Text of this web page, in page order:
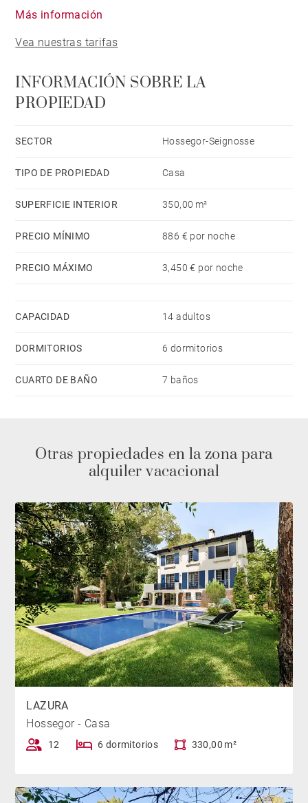
(wifi), secador, calefacción central, piscina
edificio, Televisión.
La cocina, está equipada con nevera, microondas,
vajilla/cubertería, utensilios/cocina, cafetera,
Más información
Vea nuestras tarifas
INFORMACIÓN SOBRE LA
PROPIEDAD
SECTOR Hossegor-Seignosse
TIPO DE PROPIEDAD Casa
SUPERFICIE INTERIOR 350,00 m²
PRECIO MÍNIMO 886 € por noche
PRECIO MÁXIMO 3,450 € por noche
CAPACIDAD 14 adultos
DORMITORIOS 6 dormitorios
CUARTO DE BAÑO 7 baños
Otras propiedades en la zona para
alquiler vacacional
LAZURA
Hossegor - Casa
12 6 dormitorios 330,00 m²